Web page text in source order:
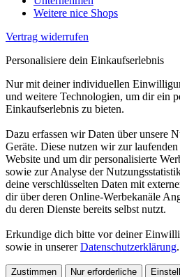
Weitere nice Shops
Vertrag widerrufen
Personalisiere dein Einkaufserlebnis
Nur mit deiner individuellen
und weitere Technologien, um dir ein
Einkaufserlebnis zu bieten.
Dazu erfassen wir Daten über unsere
Geräte. Diese nutzen wir zur
Website und um dir personalisierte
sowie zur Analyse der
deine verschlüsselten Daten mit
dir über deren Online-Werbekanäle
du deren Dienste bereits selbst nutzt.
Erkundige dich bitte vor deiner
sowie in unsererDatenschutzerklärung.
Zustimmen Nur erforderliche